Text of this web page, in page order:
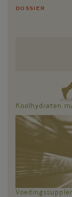
Dossier
Koolhydraten